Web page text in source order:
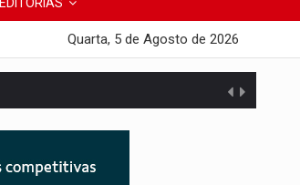
Quarta, 5 de Agosto de 2026